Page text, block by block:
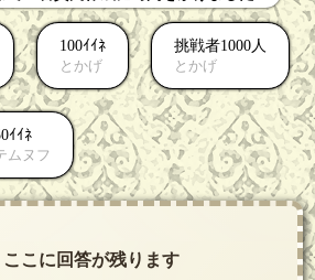
100ｲｲﾈ
とかげ
挑戦者1000人
とかげ
ｲｲﾈ
ムヌフ
こに回答が残ります